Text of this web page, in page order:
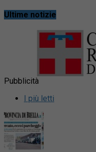
Ultime notizie
Pubblicità
I più letti